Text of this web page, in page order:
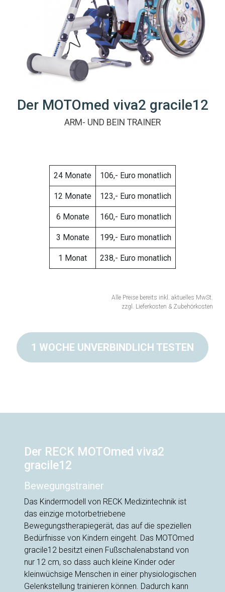
Der MOTOmed viva2 gracile12
ARM- UND BEIN TRAINER
24 Monate 106,- Euro monatlich
12 Monate 123,- Euro monatlich
6 Monate 160,- Euro monatlich
3 Monate 199,- Euro monatlich
1 Monat 238,- Euro monatlich
Alle Preise bereits inkl. aktuelles MwSt.
zzgl. Lieferkosten & Zubehörkosten
1 WOCHE UNVERBINDLICH TESTEN
Der RECK MOTOmed viva2
gracile12
Bewegungstrainer
Das Kindermodell von RECK Medizintechnik ist
das einzige motorbetriebene
Bewegungstherapiegerät, das auf die speziellen
Bedürfnisse von Kindern eingeht. Das MOTOmed
gracile12 besitzt einen Fußschalenabstand von
nur 12 cm, so dass auch kleine Kinder oder
kleinwüchsige Menschen in einer physiologischen
Gelenkstellung trainieren können. Dadurch kann